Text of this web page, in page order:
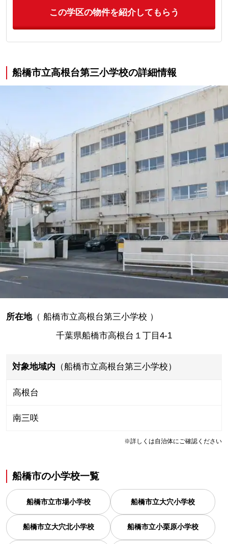
この学区の物件を紹介してもらう
船橋市立高根台第三小学校の詳細情報
所在地（ 船橋市立高根台第三小学校 ）
千葉県船橋市高根台１丁目4-1
対象地域内 （船橋市立高根台第三小学校）
高根台
南三咲
※詳しくは自治体にご確認ください
船橋市の小学校一覧
船橋市立市場小学校 船橋市立大穴小学校
船橋市立大穴北小学校 船橋市立小栗原小学校